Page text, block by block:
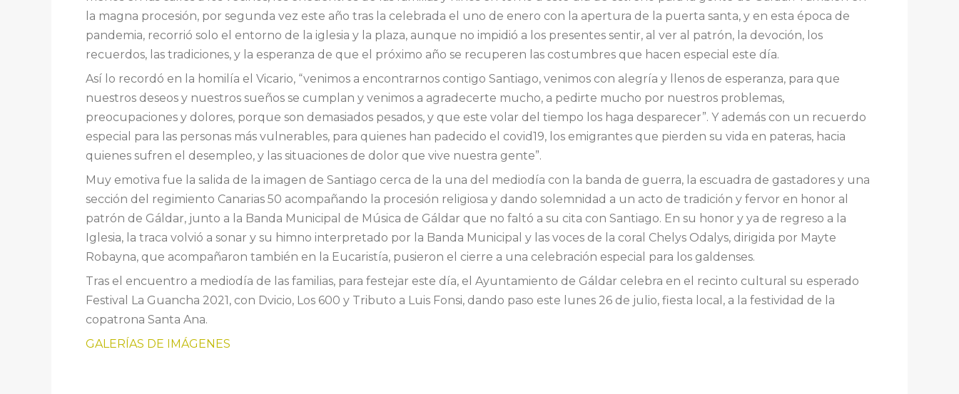
la magna procesión, por segunda vez este año tras la celebrada el uno de enero con la apertura de la puerta santa, y en esta época de
pandemia, recorrió solo el entorno de la iglesia y la plaza, aunque no impidió a los presentes sentir, al ver al patrón, la devoción, los
recuerdos, las tradiciones, y la esperanza de que el próximo año se recuperen las costumbres que hacen especial este día.
Así lo recordó en la homilía el Vicario, “venimos a encontrarnos contigo Santiago, venimos con alegría y llenos de esperanza, para que
nuestros deseos y nuestros sueños se cumplan y venimos a agradecerte mucho, a pedirte mucho por nuestros problemas,
preocupaciones y dolores, porque son demasiados pesados, y que este volar del tiempo los haga desparecer”. Y además con un recuerdo
especial para las personas más vulnerables, para quienes han padecido el covid19, los emigrantes que pierden su vida en pateras, hacia
quienes sufren el desempleo, y las situaciones de dolor que vive nuestra gente”.
Muy emotiva fue la salida de la imagen de Santiago cerca de la una del mediodía con la banda de guerra, la escuadra de gastadores y una
sección del regimiento Canarias 50 acompañando la procesión religiosa y dando solemnidad a un acto de tradición y fervor en honor al
patrón de Gáldar, junto a la Banda Municipal de Música de Gáldar que no faltó a su cita con Santiago. En su honor y ya de regreso a la
Iglesia, la traca volvió a sonar y su himno interpretado por la Banda Municipal y las voces de la coral Chelys Odalys, dirigida por Mayte
Robayna, que acompañaron también en la Eucaristía, pusieron el cierre a una celebración especial para los galdenses.
Tras el encuentro a mediodía de las familias, para festejar este día, el Ayuntamiento de Gáldar celebra en el recinto cultural su esperado
Festival La Guancha 2021, con Dvicio, Los 600 y Tributo a Luis Fonsi, dando paso este lunes 26 de julio, fiesta local, a la festividad de la
copatrona Santa Ana.
GALERÍAS DE IMÁGENES